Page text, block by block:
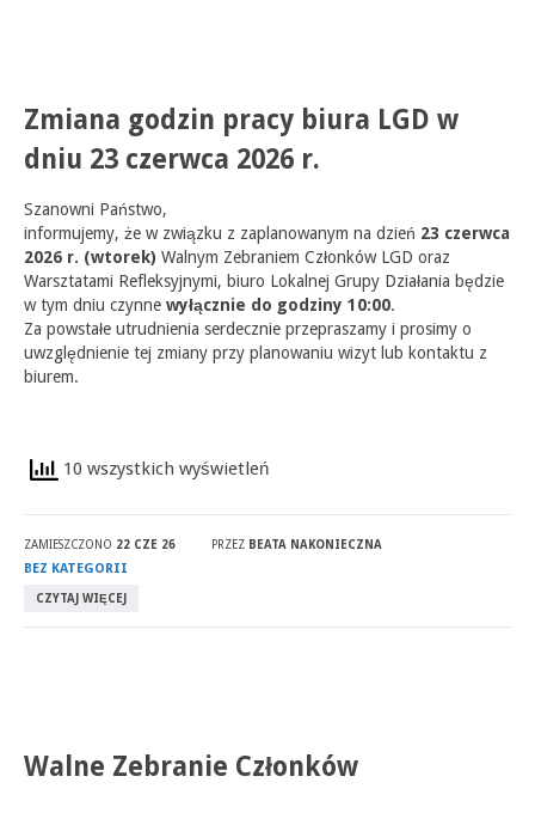
Zmiana godzin pracy biura LGD w
dniu 23 czerwca 2026 r.
Szanowni Państwo,
informujemy, że w związku z zaplanowanym na dzień 23 czerwca
2026 r. (wtorek) Walnym Zebraniem Członków LGD oraz
Warsztatami Refleksyjnymi, biuro Lokalnej Grupy Działania będzie
w tym dniu czynne wyłącznie do godziny 10:00.
Za powstałe utrudnienia serdecznie przepraszamy i prosimy o
uwzględnienie tej zmiany przy planowaniu wizyt lub kontaktu z
biurem.
10 wszystkich wyświetleń
ZAMIESZCZONO 22 CZE 26 PRZEZ BEATA NAKONIECZNA
BEZ KATEGORII
CZYTAJ WIĘCEJ
Walne Zebranie Członków